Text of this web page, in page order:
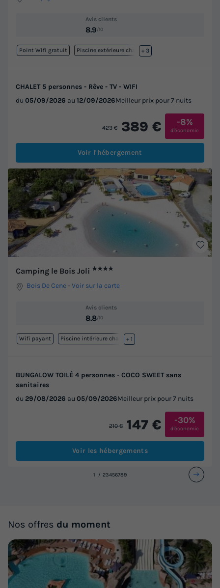
Avis clients
8.9/10
Point Wifi gratuit Piscine extérieure chauffée
+ 3
CHALET 5 personnes - Rêve - TV - WIFI
du 05/09/2026 au 12/09/2026Meilleur prix pour 7 nuits
423 € 389 € -8%
d'économie
Voir l'hébergement
Camping le Bois Joli ★★★★
Bois De Cene -Voir sur la carte
Avis clients
8.8/10
Wifi payant Piscine intérieure chauffée
+ 1
BUNGALOW TOILÉ 4 personnes - COCO SWEET sans
sanitaires
du 29/08/2026 au 05/09/2026Meilleur prix pour 7 nuits
210 € 147 € -30%
d'économie
Voir les hébergements
1 23456789
Nos offres du moment